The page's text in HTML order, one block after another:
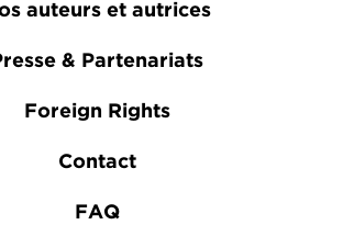
auteurs et autrices
& Partenariats
Foreign Rights
Contact
FAQ